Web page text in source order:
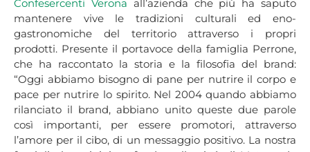
Confesercenti Verona all’azienda che più ha saputo
mantenere vive le tradizioni culturali ed eno-
gastronomiche del territorio attraverso i propri
prodotti. Presente il portavoce della famiglia Perrone,
che ha raccontato la storia e la filosofia del brand:
“Oggi abbiamo bisogno di pane per nutrire il corpo e
pace per nutrire lo spirito. Nel 2004 quando abbiamo
rilanciato il brand, abbiano unito queste due parole
così importanti, per essere promotori, attraverso
l’amore per il cibo, di un messaggio positivo. La nostra